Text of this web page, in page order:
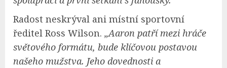
Radost neskrýval ani místní sportovní
ředitel Ross Wilson. „Aaron patří mezi hráče
světového formátu, bude klíčovou postavou
našeho mužstva. Jeho dovednosti a